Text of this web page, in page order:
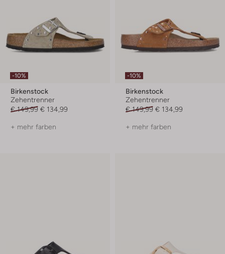
-10%
Birkenstock
Zehentrenner
€ 149,99 € 134,99
+ mehr farben
-10%
Birkenstock
Zehentrenner
€ 149,99 € 134,99
+ mehr farben